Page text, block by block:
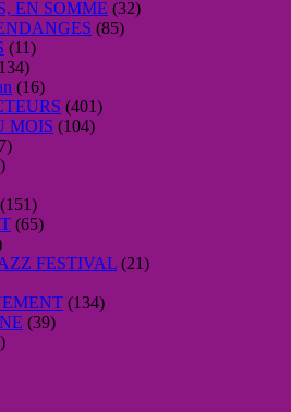
EN SOMME (32)
(85)
(11)
(16)
(401)
MOIS (104)
(151)
(65)
FESTIVAL (21)
(134)
(39)